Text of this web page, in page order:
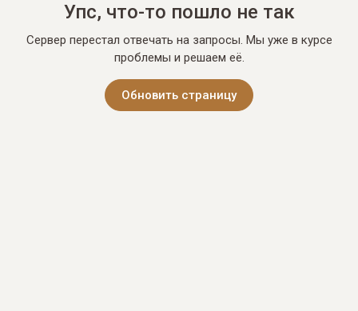
Упс, что-то пошло не так
Сервер перестал отвечать на запросы. Мы уже в курсе
проблемы и решаем её.
Обновить страницу